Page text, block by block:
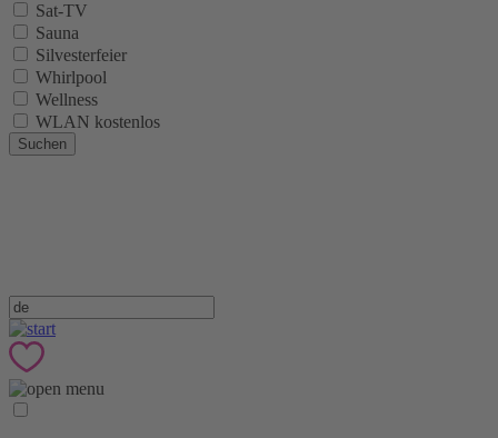
Sat-TV
Sauna
Silvesterfeier
Whirlpool
Wellness
WLAN kostenlos
Suchen